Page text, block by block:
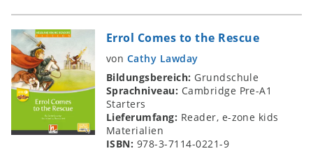
Errol Comes to the Rescue
von Cathy Lawday
Bildungsbereich: Grundschule
Sprachniveau: Cambridge Pre-A1
Starters
Lieferumfang: Reader, e-zone kids
Materialien
ISBN: 978-3-7114-0221-9